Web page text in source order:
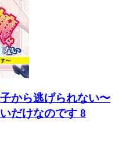
から逃げられない〜
だけなのです 8